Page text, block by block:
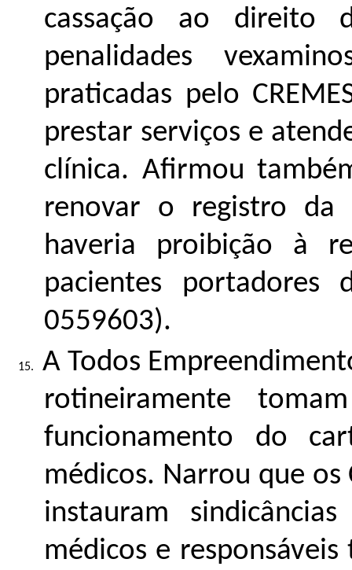
cassação ao direito
penalidades
praticadas pelo
prestar serviços e
clínica. Afirmou
renovar o registro da
haveria proibição à
pacientes portadores
0559603).
A Todos
rotineiramente
funcionamento do
médicos. Narrou que os
instauram
médicos e